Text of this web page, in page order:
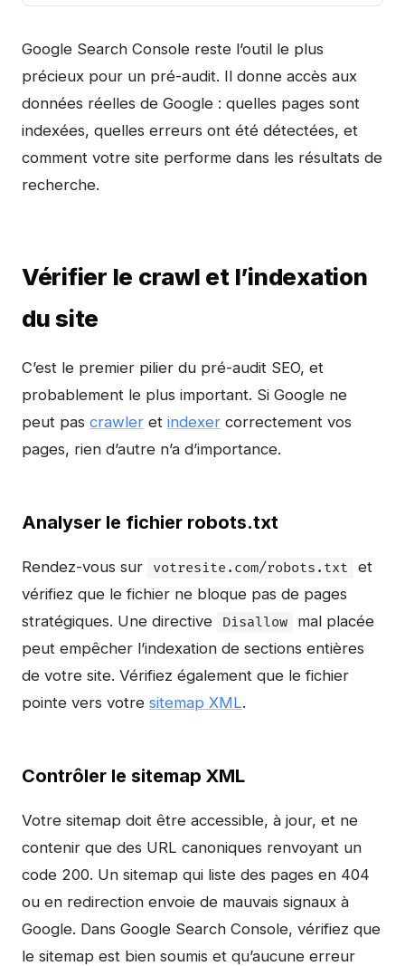
Google Search Console reste l’outil le plus
précieux pour un pré-audit. Il donne accès aux
données réelles de Google : quelles pages sont
indexées, quelles erreurs ont été détectées, et
comment votre site performe dans les résultats de
recherche.
Vérifier le crawl et l’indexation
du site
C’est le premier pilier du pré-audit SEO, et
probablement le plus important. Si Google ne
peut pas crawler et indexer correctement vos
pages, rien d’autre n’a d’importance.
Analyser le fichier robots.txt
Rendez-vous sur votresite.com/robots.txt
et
vérifiez que le fichier ne bloque pas de pages
stratégiques. Une directive
Disallow
mal placée
peut empêcher l’indexation de sections entières
de votre site. Vérifiez également que le fichier
pointe vers votre sitemap XML.
Contrôler le sitemap XML
Votre sitemap doit être accessible, à jour, et ne
contenir que des URL canoniques renvoyant un
code 200. Un sitemap qui liste des pages en 404
ou en redirection envoie de mauvais signaux à
Google. Dans Google Search Console, vérifiez que
le sitemap est bien soumis et qu’aucune erreur